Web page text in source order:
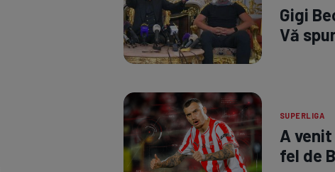
Gigi
Vă
SUPERLIGA
A
fel de